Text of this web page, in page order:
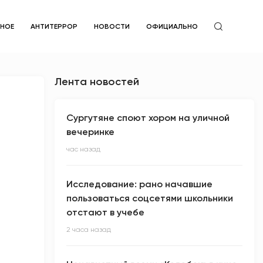
АНТИТЕРРОР НОВОСТИ ОФИЦИАЛЬНО
Лента новостей
Сургутяне споют хором на уличной
вечеринке
час назад
Исследование: рано начавшие
пользоваться соцсетями школьники
отстают в учебе
2 часа назад